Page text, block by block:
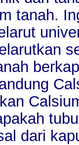
tanah.
dari